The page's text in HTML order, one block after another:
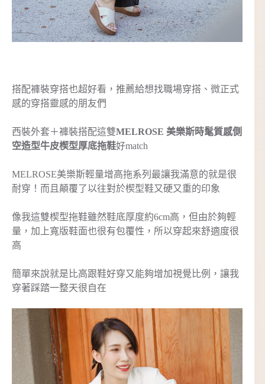
搭配褲裝穿搭也超好看，推薦給想找職場穿搭、微正式
感的穿搭靈感的朋友們
西裝外套＋褲裝搭配這雙MELROSE 美樂斯時髦質感側
空造型牛皮楔型厚底拖鞋好match
MELROSE美樂斯輕量增高拖系列最讓我滿意的就是很
耐穿！而且顛覆了以往對於楔型鞋又硬又重的印象
像我這雙楔型拖鞋雖然鞋底厚度約6cm高，但由於夠輕
量，加上寬版鞋面也很有包覆性，所以穿起來舒適度很
高
簡單來說就是比高跟鞋好穿又能夠增加視覺比例，讓我
穿著踩踏一整天很自在